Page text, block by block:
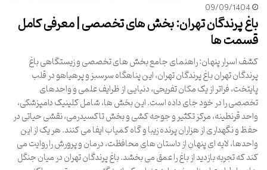
09/09/1404
باغ پرندگان تهران: بخش های تخصصی | معرفی کامل
قسمت ها
کشف اسرار پنهان: راهنمای جامع بخش های تخصصی و زیستگاهی باغ
پرندگان تهران باغ پرندگان تهران، این پناهگاه سرسبز و پرهیاهو در قلب
پایتخت، فراتر از یک مکان تفریحی، دنیایی از ظرایف علمی و واحدهای
تخصصی را در خود جای داده است. این بخش ها، شامل کلینیک دامپزشکی،
واحد قرنطینه، مرکز تکثیر و جوجه کشی و بخش تاکسیدرمی، نقشی حیاتی در
حفظ و نگهداری از هزاران پرنده زیبا و گاه کمیاب ایفا می کنند. هر یک از این
واحدها، لایه ای پنهان از داستان های محافظت، درمان و پرورش را روایت می
کند که تجربه بازدید از باغ را عمق می بخشد. باغ پرندگان تهران در میان جنگل